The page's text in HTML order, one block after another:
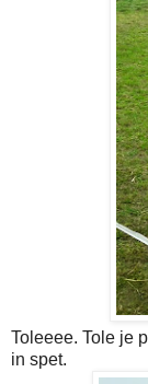
Toleeee. Tole je
in spet.